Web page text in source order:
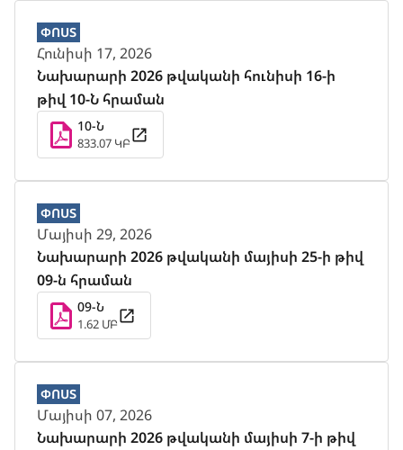
ՓՈՍՏ
Հունիսի 17, 2026
Նախարարի 2026 թվականի հունիսի 16-ի
թիվ 10-Ն հրաման
10-Ն
833.07 ԿԲ
ՓՈՍՏ
Մայիսի 29, 2026
Նախարարի 2026 թվականի մայիսի 25-ի թիվ
09-ն հրաման
09-Ն
1.62 ՄԲ
ՓՈՍՏ
Մայիսի 07, 2026
Նախարարի 2026 թվականի մայիսի 7-ի թիվ